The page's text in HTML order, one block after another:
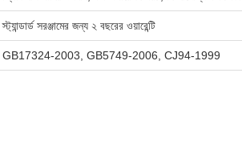
স্ট্যান্ডার্ড সরঞ্জামের জন্য ২ বছরের ওয়ারেন্টি
GB17324-2003, GB5749-2006, CJ94-1999